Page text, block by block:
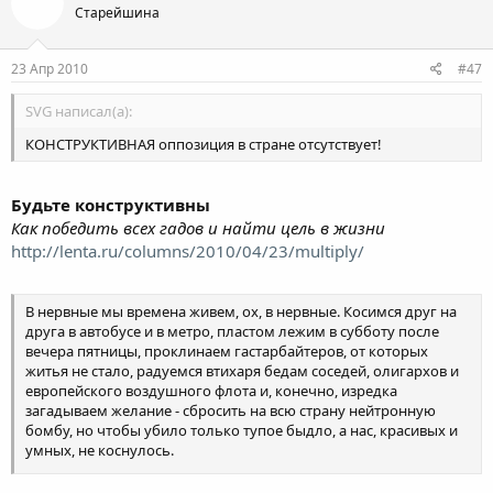
Старейшина
23 Апр 2010 #47
SVG написал(а):
КОНСТРУКТИВНАЯ оппозиция в стране отсутствует!
Будьте конструктивны
Как победить всех гадов и найти цель в жизни
http://lenta.ru/columns/2010/04/23/multiply/
В нервные мы времена живем, ох, в нервные. Косимся друг на
друга в автобусе и в метро, пластом лежим в субботу после
вечера пятницы, проклинаем гастарбайтеров, от которых
житья не стало, радуемся втихаря бедам соседей, олигархов и
европейского воздушного флота и, конечно, изредка
загадываем желание - сбросить на всю страну нейтронную
бомбу, но чтобы убило только тупое быдло, а нас, красивых и
умных, не коснулось.